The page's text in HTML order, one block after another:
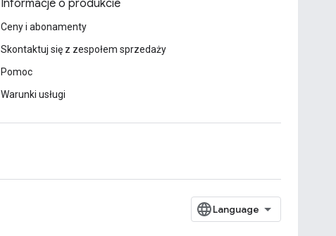
Informacje o produkcie
Ceny i abonamenty
Skontaktuj się z zespołem sprzedaży
Pomoc
Warunki usługi